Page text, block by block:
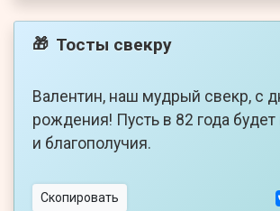
🎁 Тосты свекру
Валентин, наш мудрый свекр, с
рождения! Пусть в 82 года
и благополучия.
Скопировать